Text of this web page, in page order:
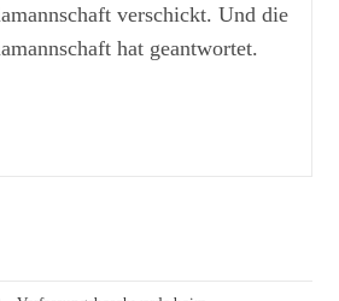
verschickt. Und die
hat geantwortet.